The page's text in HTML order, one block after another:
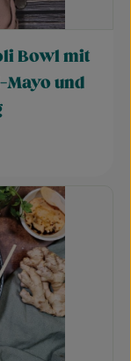
Bowl mit
und